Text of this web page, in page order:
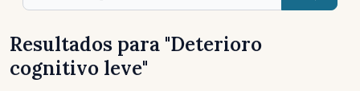
Buscar
Resultados para "Deterioro
cognitivo leve"